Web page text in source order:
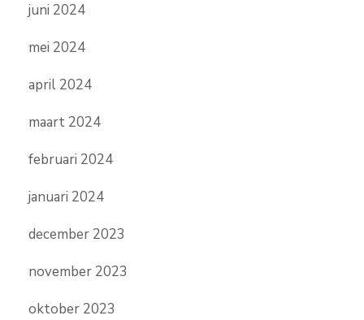
juni 2024
mei 2024
april 2024
maart 2024
februari 2024
januari 2024
december 2023
november 2023
oktober 2023